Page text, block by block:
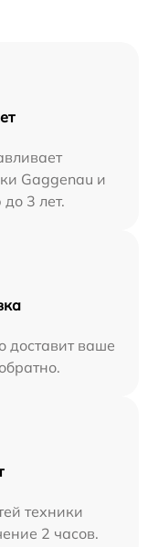
Gaggenau и
3 лет.
доставит ваше
техники
2 часов.